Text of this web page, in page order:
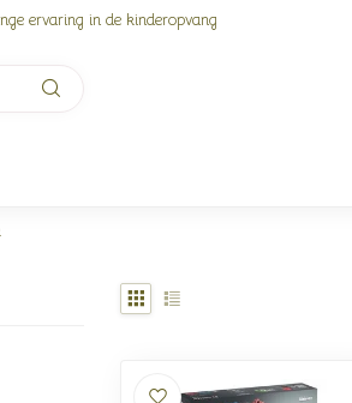
ervaring in de kinderopvang